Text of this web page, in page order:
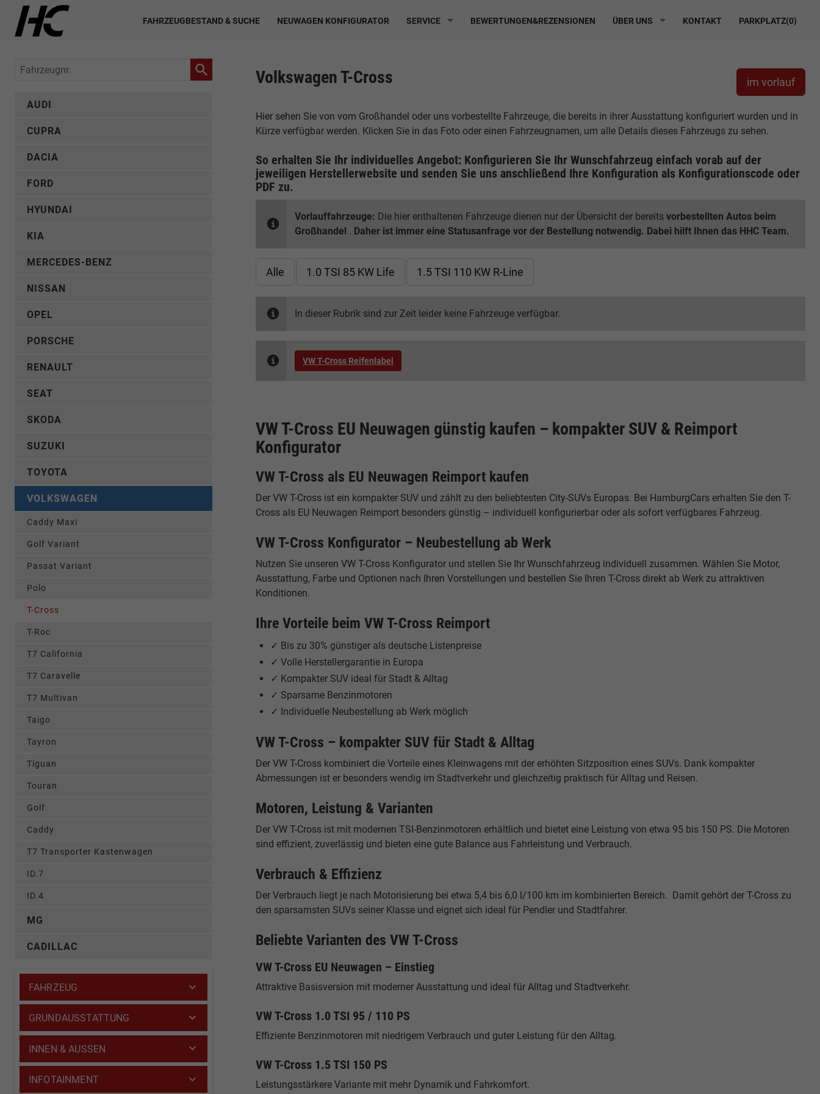
FAHRZEUGBESTAND & SUCHE NEUWAGEN KONFIGURATOR SERVICE BEWERTUNGEN&REZENSIONEN ÜBER UNS KONTAKT PARKPLATZ(0)
im vorlauf
Volkswagen T-Cross
Hier sehen Sie von vom Großhandel oder uns vorbestellte Fahrzeuge, die bereits in ihrer Ausstattung konfiguriert wurden und in
Kürze verfügbar werden. Klicken Sie in das Foto oder einen Fahrzeugnamen, um alle Details dieses Fahrzeugs zu sehen.
So erhalten Sie Ihr individuelles Angebot: Konfigurieren Sie Ihr Wunschfahrzeug einfach vorab auf der
jeweiligen Herstellerwebsite und senden Sie uns anschließend Ihre Konfiguration als Konfigurationscode oder
PDF zu.
Vorlauffahrzeuge: Die hier enthaltenen Fahrzeuge dienen nur der Übersicht der bereitsvorbestellten Autos beim
Großhandel . Daher ist immer eine Statusanfrage vor der Bestellung notwendig. Dabei hilft Ihnen das HHC Team.
Alle 1.0 TSI 85 KW Life 1.5 TSI 110 KW R-Line
In dieser Rubrik sind zur Zeit leider keine Fahrzeuge verfügbar.
VW T-Cross Reifenlabel
VW T-Cross EU Neuwagen günstig kaufen – kompakter SUV & Reimport
Konfigurator
VW T-Cross als EU Neuwagen Reimport kaufen
Der VW T-Cross ist ein kompakter SUV und zählt zu den beliebtesten City-SUVs Europas. Bei HamburgCars erhalten Sie den T-
Cross als EU Neuwagen Reimport besonders günstig – individuell konfigurierbar oder als sofort verfügbares Fahrzeug.
VW T-Cross Konfigurator – Neubestellung ab Werk
Nutzen Sie unseren VW T-Cross Konfigurator und stellen Sie Ihr Wunschfahrzeug individuell zusammen. Wählen Sie Motor,
Ausstattung, Farbe und Optionen nach Ihren Vorstellungen und bestellen Sie Ihren T-Cross direkt ab Werk zu attraktiven
Konditionen.
Ihre Vorteile beim VW T-Cross Reimport
✓ Bis zu 30% günstiger als deutsche Listenpreise
✓ Volle Herstellergarantie in Europa
✓ Kompakter SUV ideal für Stadt & Alltag
✓ Sparsame Benzinmotoren
✓ Individuelle Neubestellung ab Werk möglich
VW T-Cross – kompakter SUV für Stadt & Alltag
Der VW T-Cross kombiniert die Vorteile eines Kleinwagens mit der erhöhten Sitzposition eines SUVs. Dank kompakter
Abmessungen ist er besonders wendig im Stadtverkehr und gleichzeitig praktisch für Alltag und Reisen.
Motoren, Leistung & Varianten
Der VW T-Cross ist mit modernen TSI-Benzinmotoren erhältlich und bietet eine Leistung von etwa 95 bis 150 PS. Die Motoren
sind effizient, zuverlässig und bieten eine gute Balance aus Fahrleistung und Verbrauch.
Verbrauch & Effizienz
Der Verbrauch liegt je nach Motorisierung bei etwa 5,4 bis 6,0 l/100 km im kombinierten Bereich. Damit gehört der T-Cross zu
den sparsamsten SUVs seiner Klasse und eignet sich ideal für Pendler und Stadtfahrer.
Beliebte Varianten des VW T-Cross
VW T-Cross EU Neuwagen – Einstieg
Attraktive Basisversion mit moderner Ausstattung und ideal für Alltag und Stadtverkehr.
VW T-Cross 1.0 TSI 95 / 110 PS
Effiziente Benzinmotoren mit niedrigem Verbrauch und guter Leistung für den Alltag.
VW T-Cross 1.5 TSI 150 PS
Leistungsstärkere Variante mit mehr Dynamik und Fahrkomfort.
Fahrzeugnr.
AUDI
CUPRA
DACIA
FORD
HYUNDAI
KIA
MERCEDES-BENZ
NISSAN
OPEL
PORSCHE
RENAULT
SEAT
SKODA
SUZUKI
TOYOTA
VOLKSWAGEN
Caddy Maxi
Golf Variant
Passat Variant
Polo
T-Cross
T-Roc
T7 California
T7 Caravelle
T7 Multivan
Taigo
Tayron
Tiguan
Touran
Golf
Caddy
T7 Transporter Kastenwagen
ID.7
ID.4
MG
CADILLAC
FAHRZEUG
GRUNDAUSSTATTUNG
INNEN & AUSSEN
INFOTAINMENT